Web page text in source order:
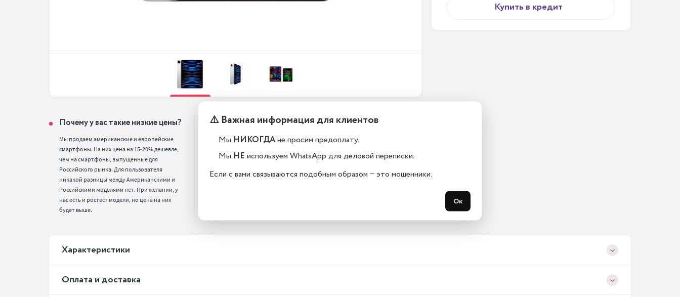
Купить в кредит
Почему у вас такие низкие цены?
Мы продаем американские и европейские
смартфоны. На них цена на 15-20% дешевле,
чем на смартфоны, выпущенные для
Российского рынка. Для пользователя
никакой разницы между Американскими и
Российскими моделями нет. При желании, у
нас есть и ростест модели, но цена на них
будет выше.
Телефоны новые или
восстановленные?
Все телефоны в kaliningrad.istoreapple.ru
полностью оригинальные, с полной
стандартной комплектацией.
Какой срок гарантии?
На всю технику, представленную у нас на
дней. Обмен и возврат возможен в течени
Xарактеристики
Оплата и доставка
⚠️ Важная информация для клиентов
Мы НИКОГДАне просим предоплату.
Мы НЕ используем WhatsApp для деловой переписки.
Если с вами связываются подобным образом − это мошенники.
Ок